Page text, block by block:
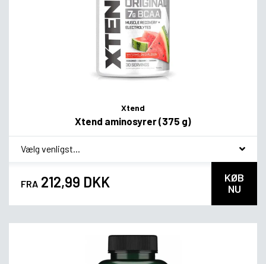
Xtend
Xtend aminosyrer (375 g)
* Smagsvariant
FRA 212,99 DKK
KØB
NU